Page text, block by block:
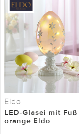
Eldo
LED-Glasei mit Fuß
orange Eldo